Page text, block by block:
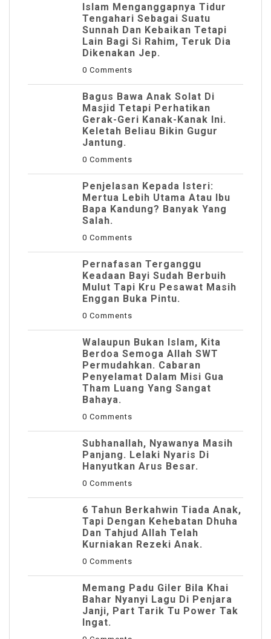
Islam Menganggapnya Tidur
Tengahari Sebagai Suatu
Sunnah Dan Kebaikan Tetapi
Lain Bagi Si Rahim, Teruk Dia
Dikenakan Jep.
0 Comments
Bagus Bawa Anak Solat Di
Masjid Tetapi Perhatikan
Gerak-Geri Kanak-Kanak Ini.
Keletah Beliau Bikin Gugur
Jantung.
0 Comments
Penjelasan Kepada Isteri:
Mertua Lebih Utama Atau Ibu
Bapa Kandung? Banyak Yang
Salah.
0 Comments
Pernafasan Terganggu
Keadaan Bayi Sudah Berbuih
Mulut Tapi Kru Pesawat Masih
Enggan Buka Pintu.
0 Comments
Walaupun Bukan Islam, Kita
Berdoa Semoga Allah SWT
Permudahkan. Cabaran
Penyelamat Dalam Misi Gua
Tham Luang Yang Sangat
Bahaya.
0 Comments
Subhanallah, Nyawanya Masih
Panjang. Lelaki Nyaris Di
Hanyutkan Arus Besar.
0 Comments
6 Tahun Berkahwin Tiada Anak,
Tapi Dengan Kehebatan Dhuha
Dan Tahjud Allah Telah
Kurniakan Rezeki Anak.
0 Comments
Memang Padu Giler Bila Khai
Bahar Nyanyi Lagu Di Penjara
Janji, Part Tarik Tu Power Tak
Ingat.